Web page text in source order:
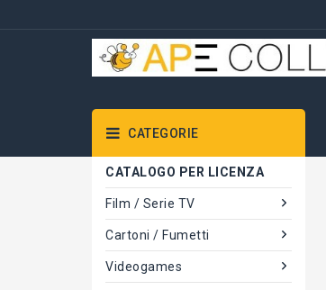
CATEGORIE
CATALOGO PER LICENZA
Film / Serie TV
Cartoni / Fumetti
Videogames